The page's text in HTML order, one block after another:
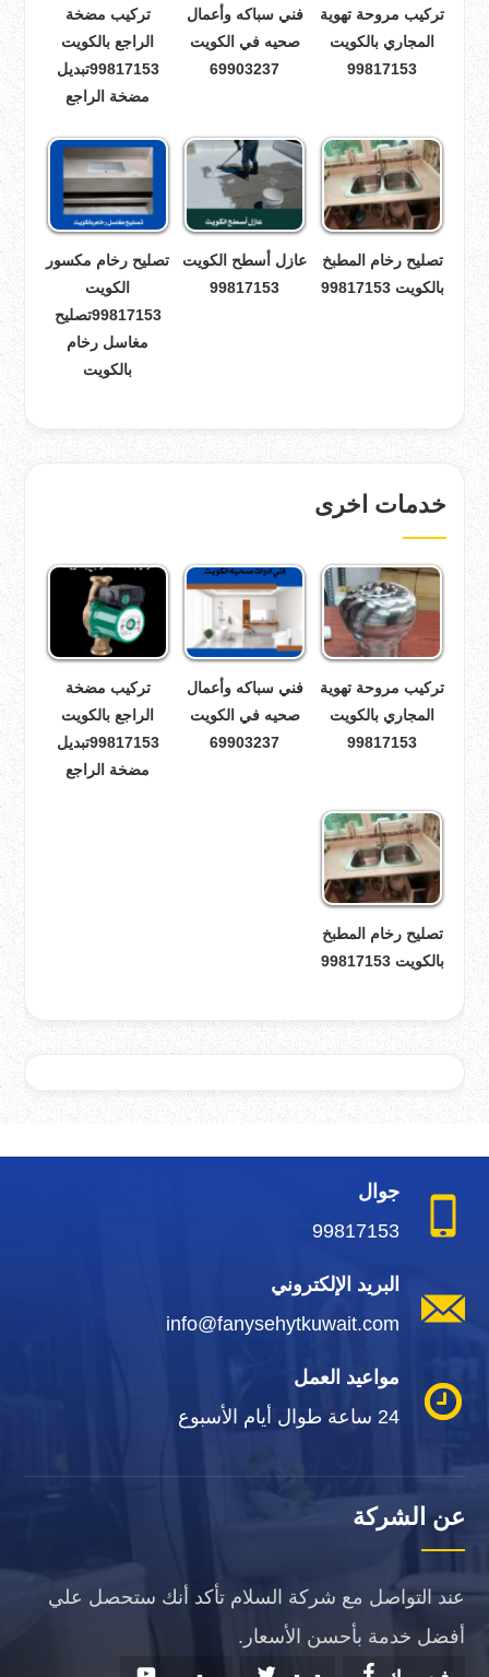
تركيب مروحة تهوية
المجاري بالكويت
99817153
فني سباكه وأعمال
صحيه في الكويت
69903237
تركيب مضخة
الراجع بالكويت
99817153تبديل
مضخة الراجع
تصليح رخام المطبخ
بالكويت 99817153
عازل أسطح الكويت
99817153
تصليح رخام مكسور
الكويت
99817153تصليح
مغاسل رخام
بالكويت
خدمات اخرى
تركيب مروحة تهوية
المجاري بالكويت
99817153
فني سباكه وأعمال
صحيه في الكويت
69903237
تركيب مضخة
الراجع بالكويت
99817153تبديل
مضخة الراجع
تصليح رخام المطبخ
بالكويت 99817153
جوال
99817153
البريد الإلكتروني
info@fanysehytkuwait.com
مواعيد العمل
24 ساعة طوال أيام الأسبوع
عن الشركة
عند التواصل مع شركة السلام تأكد أنك ستحصل علي
أفضل خدمة بأحسن الأسعار.